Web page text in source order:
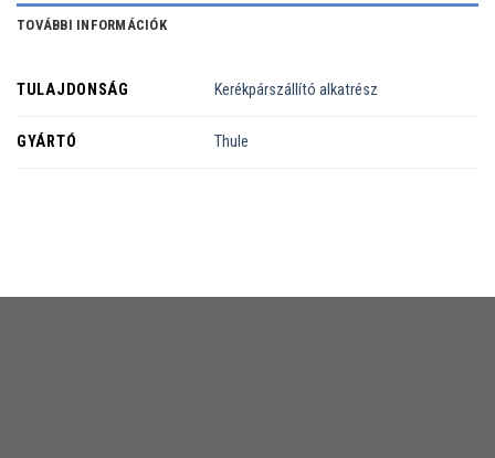
TOVÁBBI INFORMÁCIÓK
TULAJDONSÁG Kerékpárszállító alkatrész
GYÁRTÓ Thule